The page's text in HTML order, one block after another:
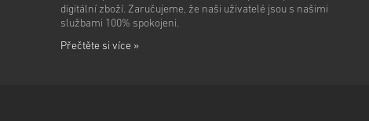
digitální zboží. Zaručujeme, že naši uživatelé jsou s našimi
službami 100% spokojeni.
Přečtěte si více »